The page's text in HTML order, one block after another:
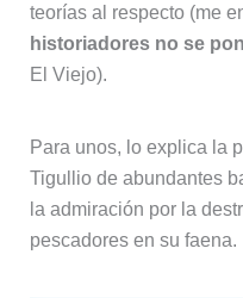
teorías al respecto (me
historiadores no se
El Viejo).
Para unos, lo explica la
Tigullio de abundantes
la admiración por la
pescadores en su faena.